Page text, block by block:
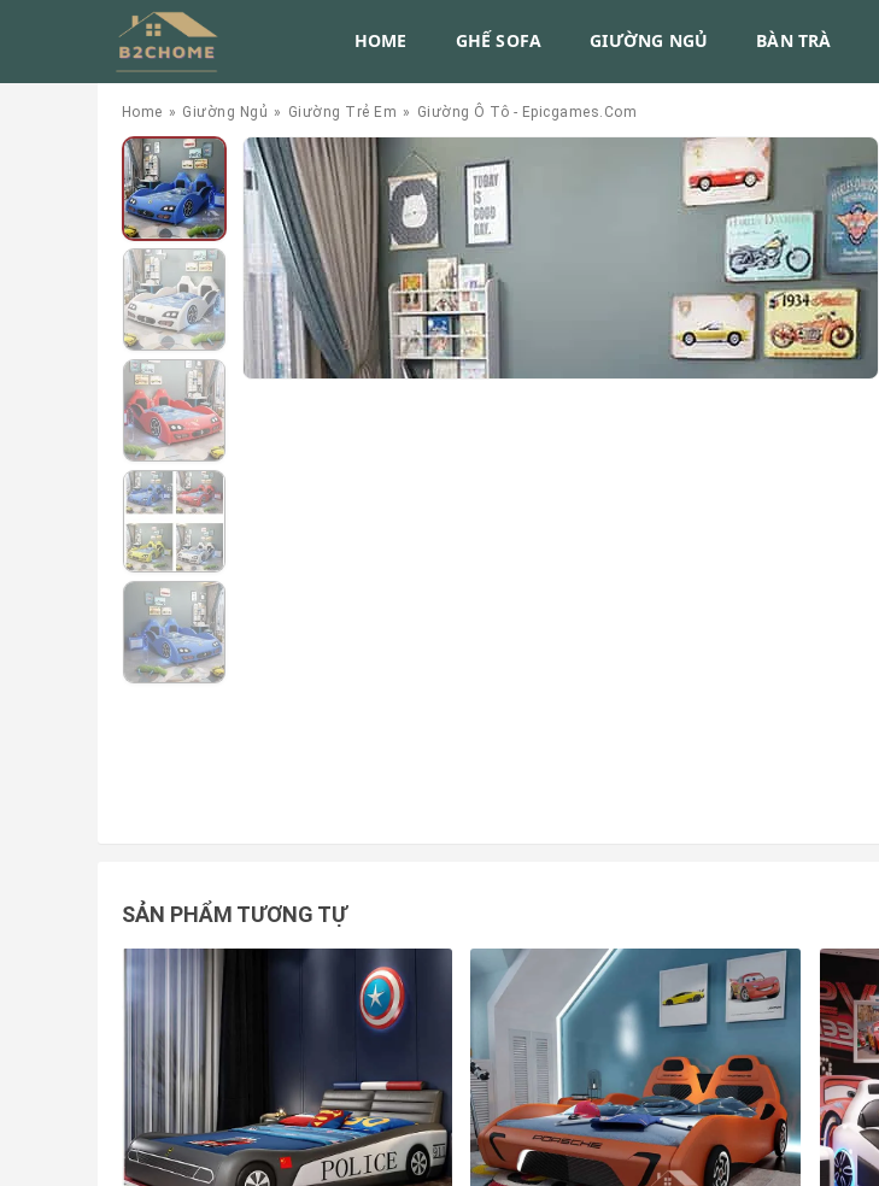
HOME GHẾ SOFA GIƯỜNG NGỦ BÀN TRÀ
Home » Giường Ngủ » Giường Trẻ Em » Giường Ô Tô - Epicgames.com
SẢN PHẨM TƯƠNG TỰ